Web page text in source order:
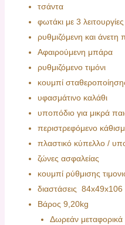
τσάντα
φωτάκι με 3 λειτουργίες
ρυθμιζόμενη και άνετη
Αφαιρούμενη μπάρα
ρυθμιζόμενο τιμόνι
κουμπί
υφασμάτινο καλάθι
υποπόδιο για μικρά
περιστρεφόμενο
πλαστικό κύπελλο /
ζώνες ασφαλείας
κουμπί ρύθμισης
διαστάσεις 84x49x106
Βάρος 9,20kg
Δωρεάν μεταφορικά